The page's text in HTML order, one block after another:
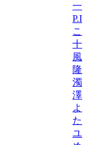
一/
こ
十
風
隆/
濁/
澤
よ
た
ユ